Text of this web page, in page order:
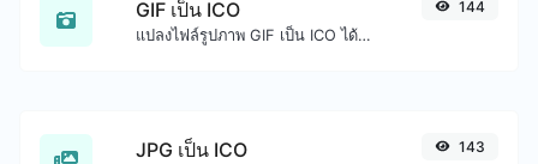
GIF เป็น ICO
แปลงไฟล์รูปภาพ GIF เป็น ICO ได้อย่างง่ายดาย
144
JPG เป็น ICO 143